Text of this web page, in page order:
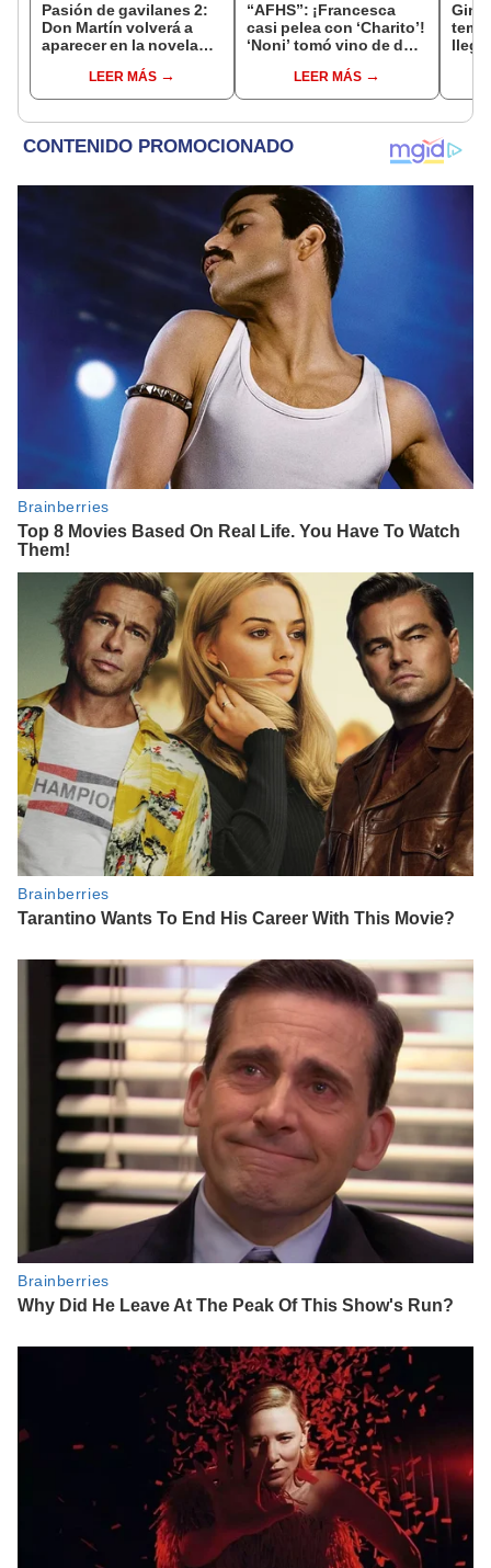
Pasión de gavilanes 2:
Don Martín volverá a
aparecer en la novela
¿qué pasó con Jorge
Cao?
LEER MÁS
“AFHS”: ¡Francesca
casi pelea con ‘Charito’!
‘Noni’ tomó vino de don
[VIDEO]LEER MÁS
llega